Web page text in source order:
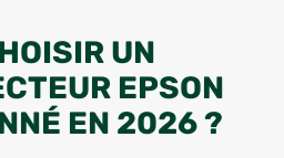
UN
EPSON
EN 2026 ?